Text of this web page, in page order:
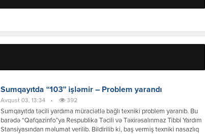
Sumqayıtda “103” işləmir – Problem yarandı
Avqust 03, 13:34 • 392
Sumqayıtda təcili yardıma müraciətlə bağlı texniki problem yaranıb. Bu
barədə “Qafqazinfo”ya Respublika Təcili və Təxirəsalınmaz Tibbi Yardım
Stansiyasından məlumat verilib. Bildirilib ki, baş vermiş texniki nasazlıq